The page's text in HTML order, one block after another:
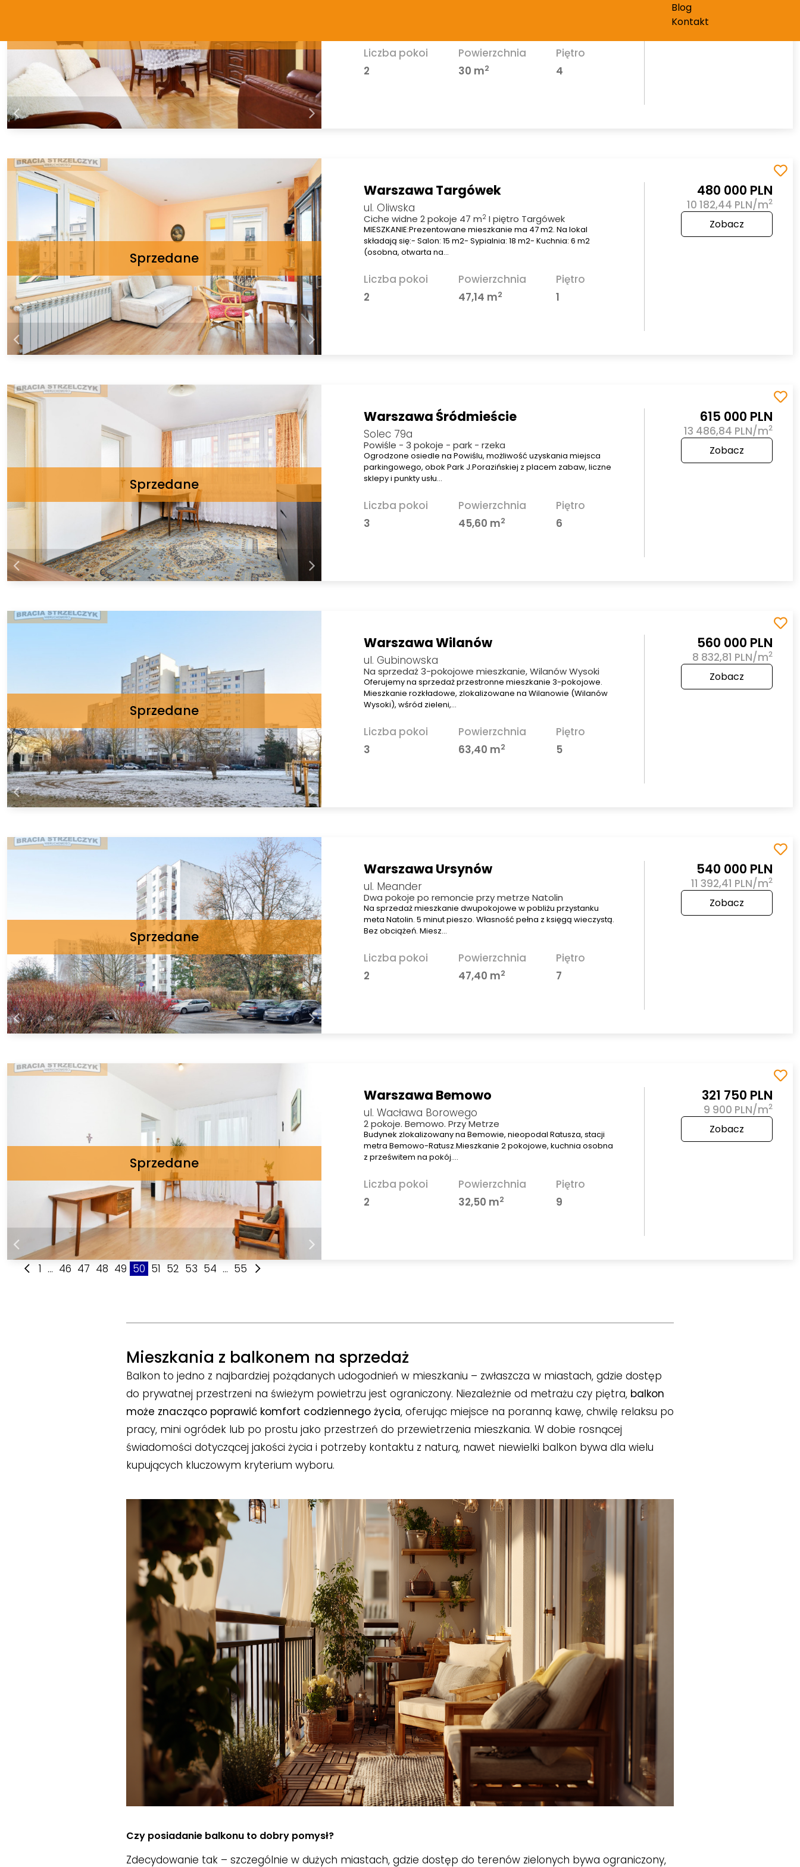
Blog
Kontakt
Liczba pokoi
2
Powierzchnia
30 m2
Piętro
4
Warszawa Targówek
ul. Oliwska
Ciche widne 2 pokoje 47 m2 I piętro Targówek
MIESZKANIE:Prezentowane mieszkanie ma 47 m2. Na lokal
składają się:- Salon: 15 m2- Sypialnia: 18 m2- Kuchnia: 6 m2
(osobna, otwarta na…
Liczba pokoi
2
Powierzchnia
47,14 m2
Piętro
1
480 000 PLN
10 182,44 PLN/m2
Zobacz
Warszawa Śródmieście
Solec 79a
Powiśle - 3 pokoje - park - rzeka
Ogrodzone osiedle na Powiślu, możliwość uzyskania miejsca
parkingowego, obok Park J.Porazińskiej z placem zabaw, liczne
sklepy i punkty usłu…
Liczba pokoi
3
Powierzchnia
45,60 m2
Piętro
6
615 000 PLN
13 486,84 PLN/m2
Zobacz
Warszawa Wilanów
ul. Gubinowska
Na sprzedaż 3-pokojowe mieszkanie, Wilanów Wysoki
Oferujemy na sprzedaż przestronne mieszkanie 3-pokojowe.
Mieszkanie rozkładowe, zlokalizowane na Wilanowie (Wilanów
Wysoki), wśród zieleni,…
Liczba pokoi
3
Powierzchnia
63,40 m2
Piętro
5
560 000 PLN
8 832,81 PLN/m2
Zobacz
Warszawa Ursynów
ul. Meander
Dwa pokoje po remoncie przy metrze Natolin
Na sprzedaż mieszkanie dwupokojowe w pobliżu przystanku
meta Natolin. 5 minut pieszo. Własność pełna z księgą wieczystą.
Bez obciążeń. Miesz…
Liczba pokoi
2
Powierzchnia
47,40 m2
Piętro
7
540 000 PLN
11 392,41 PLN/m2
Zobacz
Warszawa Bemowo
ul. Wacława Borowego
2 pokoje. Bemowo. Przy Metrze
Budynek zlokalizowany na Bemowie, nieopodal Ratusza, stacji
metra Bemowo-Ratusz.Mieszkanie 2 pokojowe, kuchnia osobna
z prześwitem na pokój.…
Liczba pokoi
2
Powierzchnia
32,50 m2
Piętro
9
321 750 PLN
9 900 PLN/m2
Zobacz
1 ... 46 47 48 49 50 51 52 53 54 ... 55
Mieszkania z balkonem na sprzedaż
Balkon to jedno z najbardziej pożądanych udogodnień w mieszkaniu – zwłaszcza w miastach, gdzie dostęp
do prywatnej przestrzeni na świeżym powietrzu jest ograniczony. Niezależnie od metrażu czy piętra, balkon
może znacząco poprawić komfort codziennego życia, oferując miejsce na poranną kawę, chwilę relaksu po
pracy, mini ogródek lub po prostu jako przestrzeń do przewietrzenia mieszkania. W dobie rosnącej
świadomości dotyczącej jakości życia i potrzeby kontaktu z naturą, nawet niewielki balkon bywa dla wielu
kupujących kluczowym kryterium wyboru.
Czy posiadanie balkonu to dobry pomysł?
Zdecydowanie tak – szczególnie w dużych miastach, gdzie dostęp do terenów zielonych bywa ograniczony,